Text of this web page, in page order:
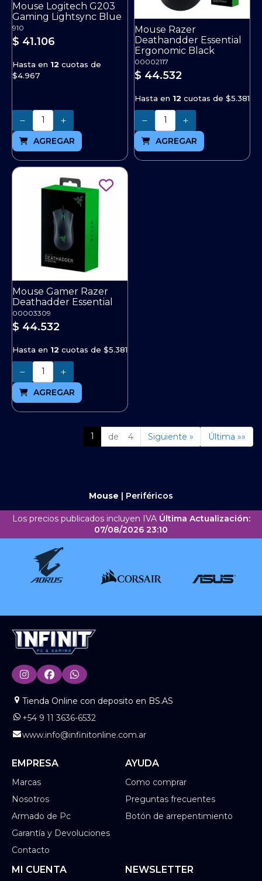
Mouse Logitech G203
Gaming Lightsync Blue
910
$ 41.106
Hasta en 12 cuotas de
$4.967
Cantidad
AGREGAR
Mouse Razer
Deathandder Essential
Ergonomic Black
00002117
$ 44.532
Hasta en 12 cuotas de $5.381
Cantidad
AGREGAR
Mouse Gamer Razer
Deathadder Essential
00003309
$ 44.532
Hasta en 12 cuotas de $5.381
Cantidad
AGREGAR
1 de 4 Siguiente » Última »»
Mouse | Periféricos
Los precios publicados incluyen IVA Última Actualización:
07/08/2026 23:10
Tienda Online con deposito en BS.AS
+54 9 11 3636-6532
www.info@infinitonline.com.ar
EMPRESA
Marcas
Nosotros
Armado de Pc
Garantía y Devoluciones
Contacto
AYUDA
Como comprar
Preguntas frecuentes
Botón de arrepentimiento
MI CUENTA NEWSLETTER